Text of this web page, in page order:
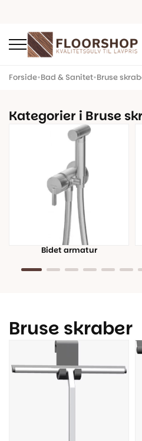
Forside•Bad & Sanitet•Bruse
Kategorier i Bruse
Bidet armatur
Bruse skraber